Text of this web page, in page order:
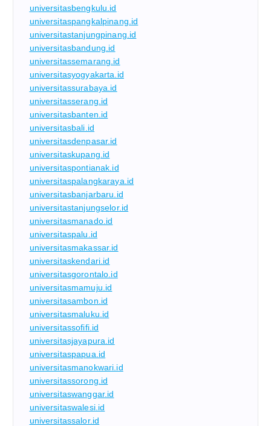
universitasbengkulu.id
universitaspangkalpinang.id
universitastanjungpinang.id
universitasbandung.id
universitassemarang.id
universitasyogyakarta.id
universitassurabaya.id
universitasserang.id
universitasbanten.id
universitasbali.id
universitasdenpasar.id
universitaskupang.id
universitaspontianak.id
universitaspalangkaraya.id
universitasbanjarbaru.id
universitastanjungselor.id
universitasmanado.id
universitaspalu.id
universitasmakassar.id
universitaskendari.id
universitasgorontalo.id
universitasmamuju.id
universitasambon.id
universitasmaluku.id
universitassofifi.id
universitasjayapura.id
universitaspapua.id
universitasmanokwari.id
universitassorong.id
universitaswanggar.id
universitaswalesi.id
universitassalor.id